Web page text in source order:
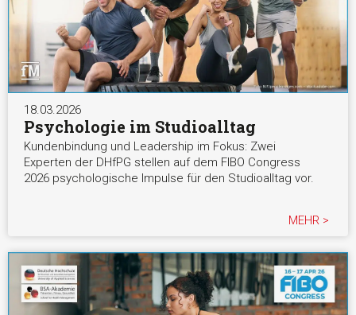
18.03.2026
Psychologie im Studioalltag
Kundenbindung und Leadership im Fokus: Zwei
Experten der DHfPG stellen auf dem FIBO Congress
2026 psychologische Impulse für den Studioalltag vor.
MEHR >